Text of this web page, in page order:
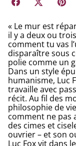
« Le mur est
il y a deux ou
comment tu vas
disparaître sous
polie comme un
Dans un style
humanisme, Luc
travaille avec
récit. Au fil des
philosophie de
comment ne pas
des cimes et
ouvrier – et son
Luc Fox vit dans